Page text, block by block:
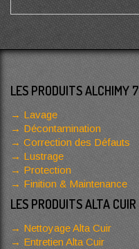
LES PRODUITS ALCHIMY 7
Lavage
Décontamination
Correction des Défauts
Lustrage
Protection
Finition & Maintenance
LES PRODUITS ALTA CUIR
Nettoyage Alta Cuir
Entretien Alta Cuir